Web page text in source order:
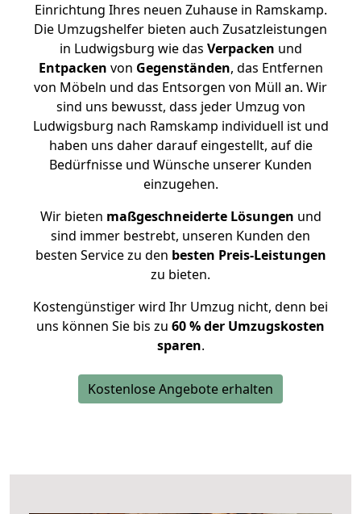
Einrichtung Ihres neuen Zuhause in Ramskamp.
Die Umzugshelfer bieten auch Zusatzleistungen
in Ludwigsburg wie das Verpacken und
Entpacken von Gegenständen, das Entfernen
von Möbeln und das Entsorgen von Müll an. Wir
sind uns bewusst, dass jeder Umzug von
Ludwigsburg nach Ramskamp individuell ist und
haben uns daher darauf eingestellt, auf die
Bedürfnisse und Wünsche unserer Kunden
einzugehen.
Wir bieten maßgeschneiderte Lösungen und
sind immer bestrebt, unseren Kunden den
besten Service zu den besten Preis-Leistungen
zu bieten.
Kostengünstiger wird Ihr Umzug nicht, denn bei
uns können Sie bis zu 60 % der Umzugskosten
sparen.
Kostenlose Angebote erhalten